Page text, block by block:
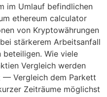
im Umlauf befindlichen
ethereum calculator
von Kryptowährungen
stärkerem Arbeitsanfall
beteiligen. Wie viele
Vergleich werden
— Vergleich dem Parkett
Zeiträume möglichst